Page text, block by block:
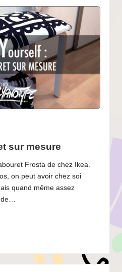
sur mesure
Frosta de chez Ikea.
on peut avoir chez soi
quand même assez
de…